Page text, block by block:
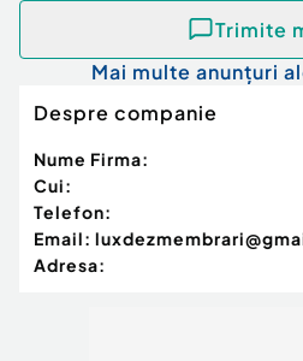
Trimite
Mai multe anunțuri
Despre companie
Nume Firma:
Cui:
Telefon:
Email:
Adresa: